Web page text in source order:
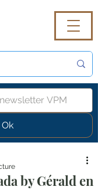
Ok
by Gérald en